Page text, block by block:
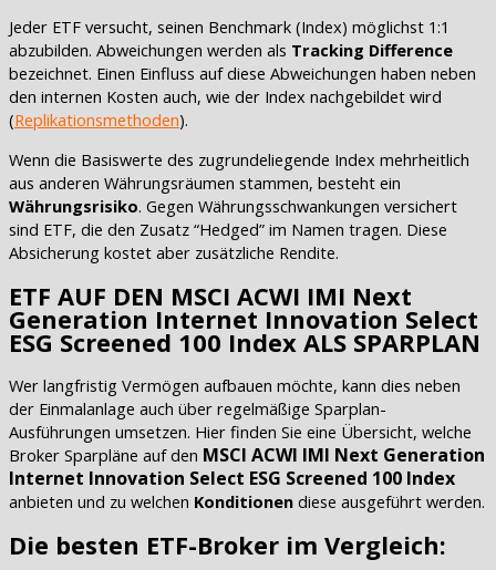
Jeder ETF versucht, seinen Benchmark (Index) möglichst 1:1
abzubilden. Abweichungen werden als Tracking Difference
bezeichnet. Einen Einfluss auf diese Abweichungen haben neben
den internen Kosten auch, wie der Index nachgebildet wird
(Replikationsmethoden).
Wenn die Basiswerte des zugrundeliegende Index mehrheitlich
aus anderen Währungsräumen stammen, besteht ein
Währungsrisiko. Gegen Währungsschwankungen versichert
sind ETF, die den Zusatz “Hedged” im Namen tragen. Diese
Absicherung kostet aber zusätzliche Rendite.
ETF AUF DEN MSCI ACWI IMI Next
Generation Internet Innovation Select
ESG Screened 100 Index ALS SPARPLAN
Wer langfristig Vermögen aufbauen möchte, kann dies neben
der Einmalanlage auch über regelmäßige Sparplan-
Ausführungen umsetzen. Hier finden Sie eine Übersicht, welche
Broker Sparpläne auf den MSCI ACWI IMI Next Generation
Internet Innovation Select ESG Screened 100 Index
anbieten und zu welchen Konditionen diese ausgeführt werden.
Die besten ETF-Broker im Vergleich: